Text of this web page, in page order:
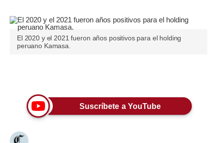
Pregunta de hoy
Blogs
Viajes
Moda
Estilos
El 2020 y el 2021 fueron años positivos para el holding
peruano Kamasa.
Suscríbete a YouTube